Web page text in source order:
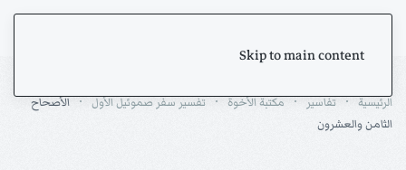
Skip to main content
الرئيسية تفاسير مكتبة الأخوة تفسير سفر صموئيل الأول
الأصحاح
الثامن والعشرون